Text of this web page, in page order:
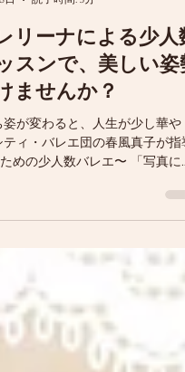
日
読了時間: 3分
リーナによる少人
スンで、美しい姿
ませんか？
が変わると、人生が少し華や
めの少人数バレエ〜 「写真に
になる」 「もっと自然に、き
に入れたい」...